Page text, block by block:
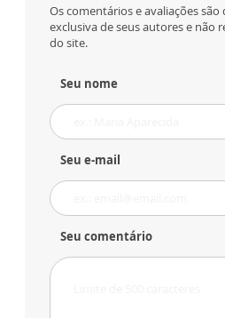
Os comentários e avaliações
exclusiva de seus autores e não
do site.
Seu nome
Seu e-mail
Seu comentário